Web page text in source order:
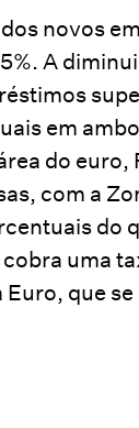
novos
A
em
do
com a
do
uma
que